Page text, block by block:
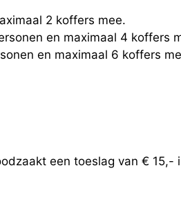
2 koffers mee.
en maximaal 4 koffers
en maximaal 6 koffers
een toeslag van € 15,-